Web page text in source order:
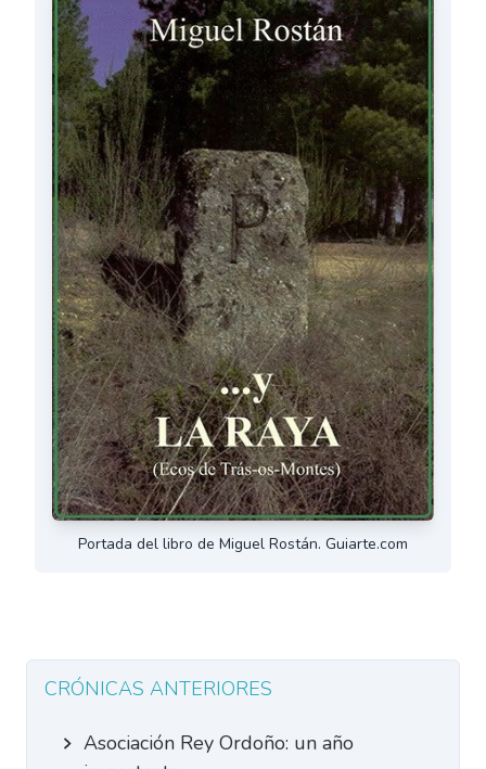
Portada del libro de Miguel Rostán. Guiarte.com
CRÓNICAS ANTERIORES
Asociación Rey Ordoño: un año